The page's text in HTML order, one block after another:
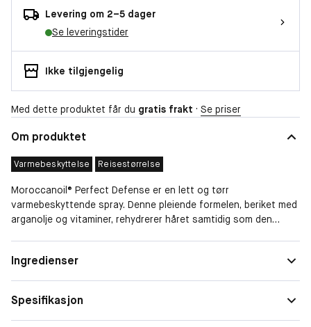
Levering om 2–5 dager
Se leveringstider
Ikke tilgjengelig
Med dette produktet får du gratis frakt · Se priser
Om produktet
Varmebeskyttelse Reisestørrelse
Moroccanoil® Perfect Defense er en lett og tørr
varmebeskyttende spray. Denne pleiende formelen, beriket med
arganolje og vitaminer, rehydrerer håret samtidig som den
Ingredienser
Spesifikasjon